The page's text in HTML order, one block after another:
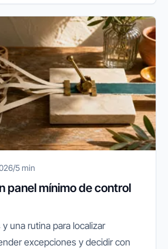
/5 min
panel mínimo de control
una rutina para localizar
excepciones y decidir con